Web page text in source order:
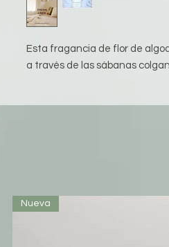
Esta fragancia de flor de
a través de las sábanas
Nueva